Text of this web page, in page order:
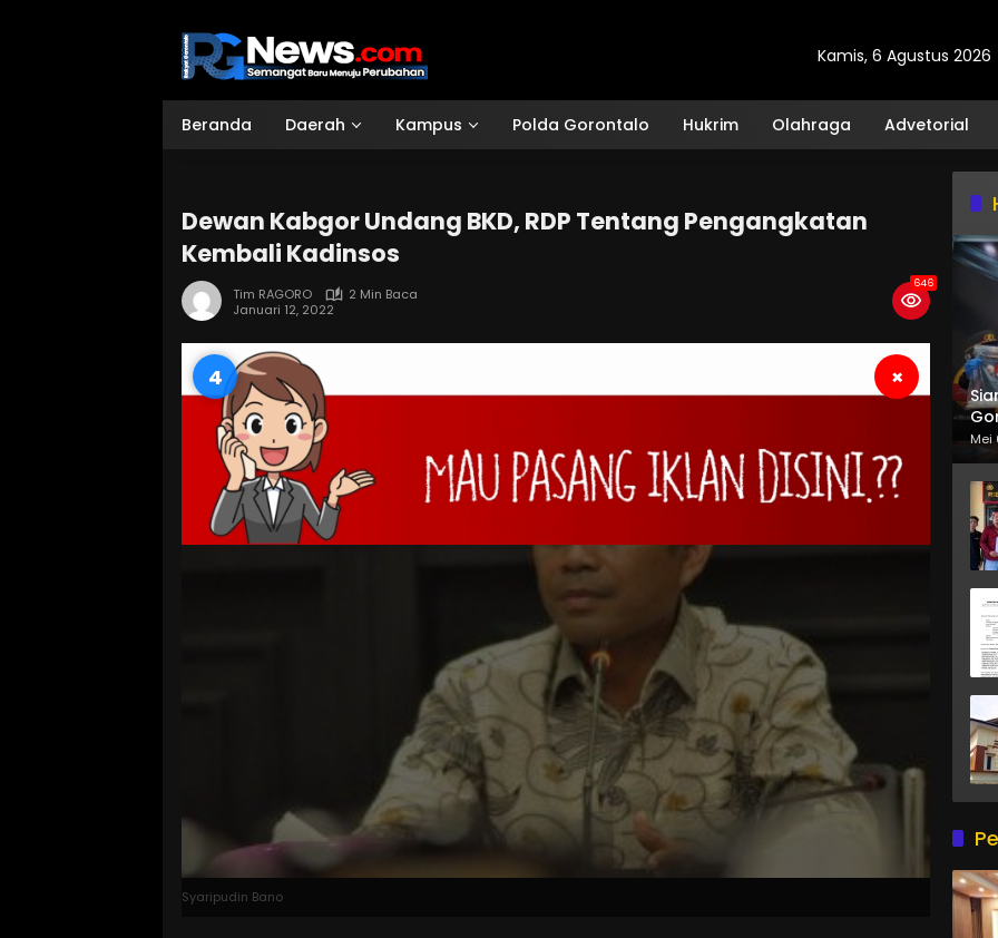
Kamis, 6 Agustus 2026
Beranda Daerah Kampus Polda Gorontalo Hukrim Olahraga Advetorial
Dewan Kabgor Undang BKD, RDP Tentang Pengangkatan
Kembali Kadinsos
Tim RAGORO
2 Min Baca
Januari 12, 2022
646
3 ×
Syaripudin Bano
Mei